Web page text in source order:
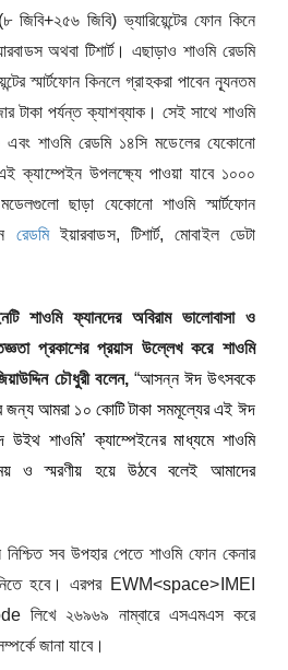
জিবি) ভ্যারিয়েন্টের ফোন কিনে
অথবা টিশার্ট। এছাড়াও শাওমি রেডমি
স্মার্টফোন কিনলে গ্রাহকরা পাবেন ন্যূনতম
টাকা পর্যন্ত ক্যাশব্যাক। সেই সাথে শাওমি
এবং শাওমি রেডমি ১৪সি মডেলের যেকোনো
এই ক্যাম্পেইন উপলক্ষ্যে পাওয়া যাবে ১০০০
ছাড়া যেকোনো শাওমি স্মার্টফোন
রেডমিইয়ারবাডস, টিশার্ট, মোবাইল ডেটা
শাওমি ফ্যানদের অবিরাম ভালোবাসা ও
প্রকাশের প্রয়াস উল্লেখ করে শাওমি
চৌধুরী বলেন,“আসন্ন ঈদ উৎসবকে
জন্য আমরা ১০ কোটি টাকা সমমূল্যের এই ঈদ
শাওমি’ ক্যাম্পেইনের মাধ্যমে শাওমি
ও স্মরণীয় হয়ে উঠবে বলেই আমাদের
সব উপহার পেতে শাওমি ফোন কেনার
হবে। এরপর EWM<space>IMEI
লিখে ২৬৯৬৯ নাম্বারে এসএমএস করে
জানা যাবে।